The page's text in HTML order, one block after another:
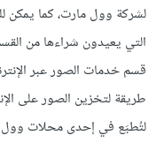
لشركة وول مارت، كما يمكن
التي يعيدون شراءها من
قسم خدمات الصور عبر
طريقة لتخزين الصور على
لتُطبَع في إحدى محلات